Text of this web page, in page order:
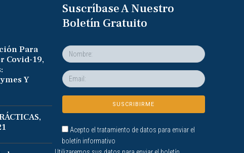
Para
Covid-19,
Y
Suscríbase A Nuestro
Boletín Gratuito
Acepto el tratamiento de datos para enviar el
boletín informativo